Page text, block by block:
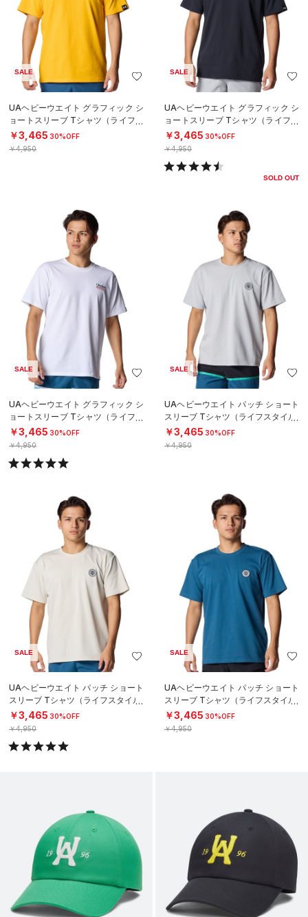
SALE
UAヘビーウエイト グラフィック シ
ョートスリーブ Tシャツ（ライフス
タイル/MEN）
￥3,465 30%OFF
￥4,950
SALE
UAヘビーウエイト グラフィック シ
ョートスリーブ Tシャツ（ライフス
タイル/MEN）
￥3,465 30%OFF
￥4,950
SOLD OUT
SALE
UAヘビーウエイト グラフィック シ
ョートスリーブ Tシャツ（ライフス
タイル/MEN）
￥3,465 30%OFF
￥4,950
SALE
UAヘビーウエイト パッチ ショート
スリーブ Tシャツ（ライフスタイル/
MEN）
￥3,465 30%OFF
￥4,950
SALE
UAヘビーウエイト パッチ ショート
スリーブ Tシャツ（ライフスタイル/
MEN）
￥3,465 30%OFF
￥4,950
SALE
UAヘビーウエイト パッチ ショート
スリーブ Tシャツ（ライフスタイル/
MEN）
￥3,465 30%OFF
￥4,950